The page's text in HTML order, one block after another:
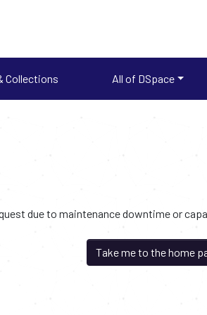
Collections All of DSpace
due to maintenance downtime or
Take me to the home